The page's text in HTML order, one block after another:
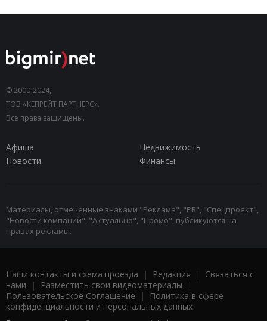
© 2000-2024,
ТОВ «КЕПРЕЙТ ПАРТНЕРС».
Все права защищены.
Афиша
Недвижимость
Новости
Финансы
Материалы, отмеченные знаками "Реклама", "PR", "Спецпроект",
"Новости компаний", "Актуально", "Промо", публикуются на
правах рекламы.
Наши контакты и схема проезда | Редакция | Связаться с
нами | Разместить свои видеоматериалы |
Пользовательское Соглашение |
Политика в сфере
конфиденциальности и персональных данных